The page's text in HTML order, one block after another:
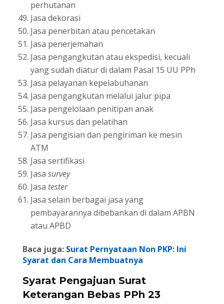
perhutanan
Jasa dekorasi
Jasa penerbitan atau pencetakan
Jasa penerjemahan
Jasa pengangkutan atau ekspedisi, kecuali
yang sudah diatur di dalam Pasal 15 UU PPh
Jasa pelayanan kepelabuhanan
Jasa pengangkutan melalui jalur pipa
Jasa pengelolaan penitipan anak
Jasa kursus dan pelatihan
Jasa pengisian dan pengiriman ke mesin
ATM
Jasa sertifikasi
Jasa survey
Jasa tester
Jasa selain berbagai jasa yang
pembayarannya dibebankan di dalam APBN
atau APBD
Baca juga: Surat Pernyataan Non PKP: Ini
Syarat dan Cara Membuatnya
Syarat Pengajuan Surat
Keterangan Bebas PPh 23